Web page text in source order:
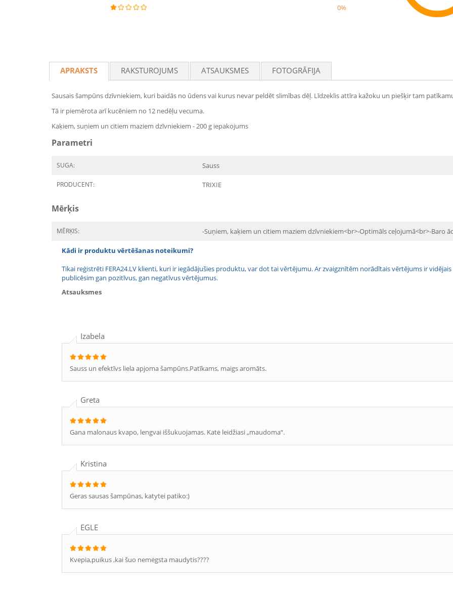
0%
APRAKSTS RAKSTUROJUMS ATSAUKSMES FOTOGRĀFIJA
Sausais šampūns dzīvniekiem, kuri baidās no ūdens vai kurus nevar peldēt slimības dēļ. Līdzeklis attīra kažoku un piešķir tam
Tā ir piemērota arī kucēniem no 12 nedēļu vecuma.
Kaķiem, suņiem un citiem maziem dzīvniekiem - 200 g iepakojums
Parametri
SUGA: Sauss
PRODUCENT: TRIXIE
Mērķis
MĒRĶIS: -Suņiem, kaķiem un citiem maziem dzīvniekiem<br>-Optimāls ceļojumā<br>-Baro
Kādi ir produktu vērtēšanas noteikumi?
Tikai reģistrēti FERA24.LV klienti, kuri ir iegādājušies produktu, var dot tai vērtējumu. Ar zvaigznītēm norādītais vērtējums ir
publicēsim gan pozitīvus, gan negatīvus vērtējumus.
Atsauksmes
Izabela
Sauss un efektīvs liela apjoma šampūns.Patīkams, maigs aromāts.
Greta
Gana malonaus kvapo, lengvai iššukuojamas. Katė leidžiasi „maudoma“.
Kristina
Geras sausas šampūnas, katytei patiko:)
EGLE
Kvepia,puikus ,kai šuo nemėgsta maudytis????